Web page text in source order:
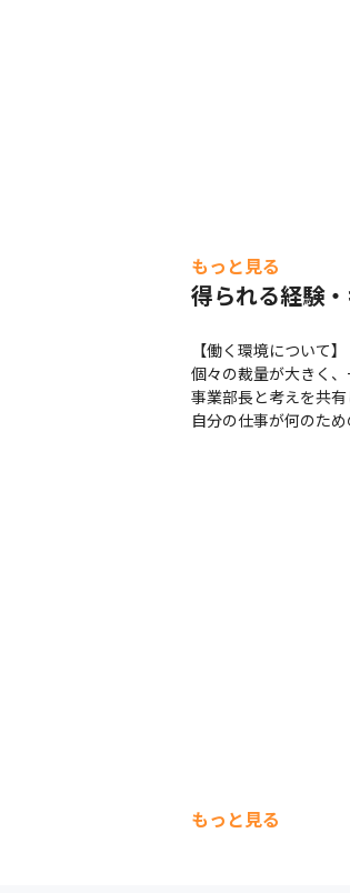
もっと見る
得られる経験
【働く環境について】
個々の裁量が大きく
事業部長と考えを共
自分の仕事が何のた
もっと見る